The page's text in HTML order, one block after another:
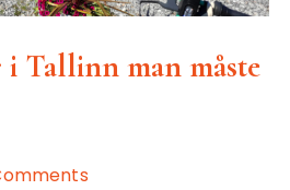
i Tallinn man måste